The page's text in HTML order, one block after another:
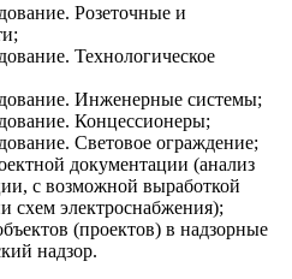
Розеточные и
Технологическое
Инженерные системы;
Концессионеры;
Световое ограждение;
документации (анализ
с возможной выработкой
схем электроснабжения);
(проектов) в надзорные
надзор.